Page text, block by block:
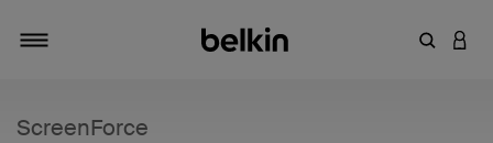
輸入關鍵
登入
ScreenForce